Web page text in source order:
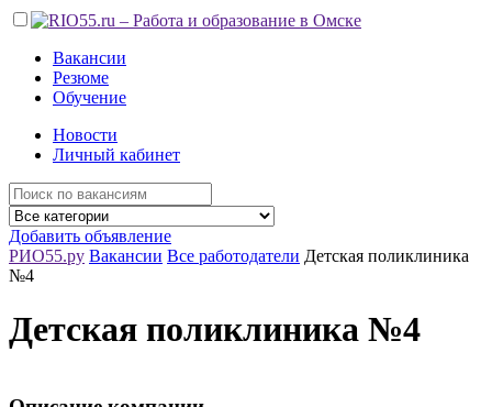
Вакансии
Резюме
Обучение
Новости
Личный кабинет
Добавить объявление
РИО55.ру Вакансии Все работодатели Детская поликлиника
№4
Детская поликлиника №4